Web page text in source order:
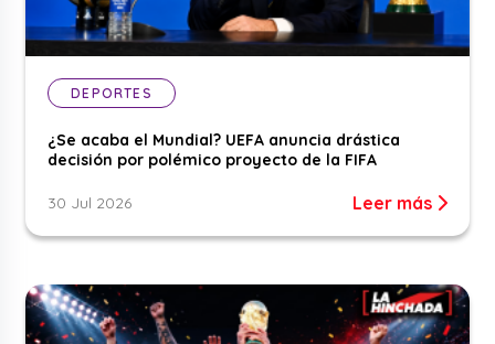
DEPORTES
¿Se acaba el Mundial? UEFA anuncia drástica
decisión por polémico proyecto de la FIFA
30 Jul 2026 Leer más